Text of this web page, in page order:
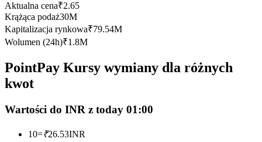
Kopiowanie Transakcji
Dołącz do najlepszych traderów
Aktualna cena₹2.65
Krążąca podaż30M
Kapitalizacja rynkowa₹79.54M
Wolumen (24h)₹1.8M
PointPay Kursy wymiany dla różnych
kwot
Wartości do INR z today 01:00
10=₹26.53INR